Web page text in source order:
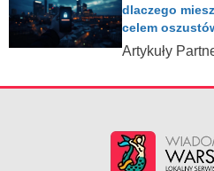
Artykuły
dlaczego
celem